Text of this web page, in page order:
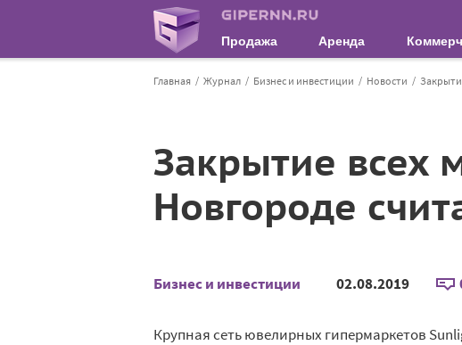
Продажа Аренда
Главная Журнал Бизнес и инвестиции Новости
Закрытие всех
Новгороде
Бизнес и инвестиции 02.08.2019
Крупная сеть ювелирных гипермаркетов